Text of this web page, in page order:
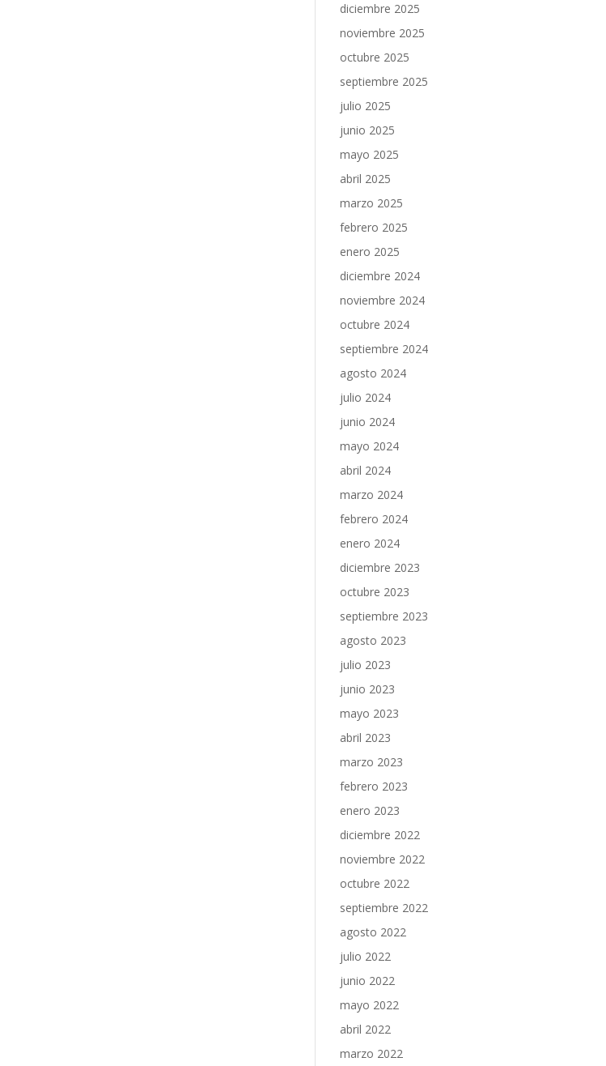
diciembre 2025
noviembre 2025
octubre 2025
septiembre 2025
julio 2025
junio 2025
mayo 2025
abril 2025
marzo 2025
febrero 2025
enero 2025
diciembre 2024
noviembre 2024
octubre 2024
septiembre 2024
agosto 2024
julio 2024
junio 2024
mayo 2024
abril 2024
marzo 2024
febrero 2024
enero 2024
diciembre 2023
octubre 2023
septiembre 2023
agosto 2023
julio 2023
junio 2023
mayo 2023
abril 2023
marzo 2023
febrero 2023
enero 2023
diciembre 2022
noviembre 2022
octubre 2022
septiembre 2022
agosto 2022
julio 2022
junio 2022
mayo 2022
abril 2022
marzo 2022